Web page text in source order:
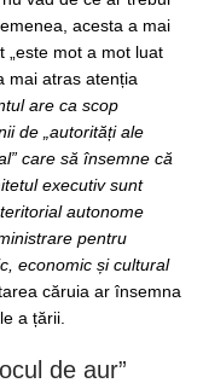
acesta a mai
„este mot a mot luat
mai atras atenția
are ca scop
de „autorități ale
care să însemne că
executiv sunt
autonome
pentru
economic și cultural
căruia ar însemna
a țării.
de aur”